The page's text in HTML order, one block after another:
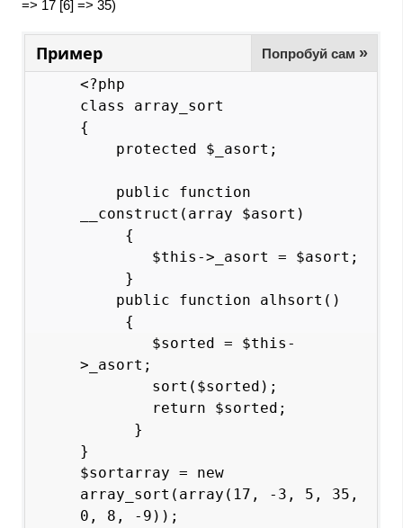
=> 17 [6] => 35)
Пример Попробуй сам »
<?php
class array_sort
{
__construct(array $asort)
>_asort;
}
$sortarray = new
array_sort(array(17, -3, 5, 35,
0, 8, -9));